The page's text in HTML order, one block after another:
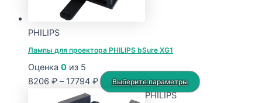
PHILIPS
Лампы для проектора PHILIPS bSure XG1
Оценка 0 из 5
8206 ₽ – 17794 ₽Диапазон
цен:
Выберите параметры
Этот
PHILIPS